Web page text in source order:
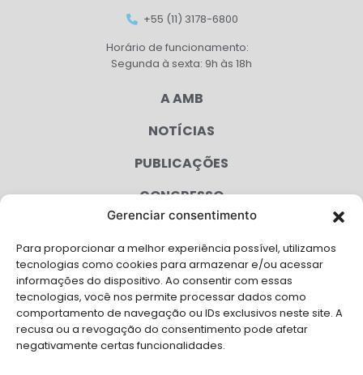
Gerenciar consentimento
Para proporcionar a melhor experiência possível, utilizamos
tecnologias como cookies para armazenar e/ou acessar
informações do dispositivo. Ao consentir com essas
tecnologias, você nos permite processar dados como
comportamento de navegação ou IDs exclusivos neste site. A
recusa ou a revogação do consentimento pode afetar
negativamente certas funcionalidades.
+55 (11) 3178-6800
Horário de funcionamento:
Segunda à sexta: 9h às 18h
A AMB
NOTÍCIAS
PUBLICAÇÕES
CONGRESSO
CAMPANHAS
SERVIÇOS
FILIADAS